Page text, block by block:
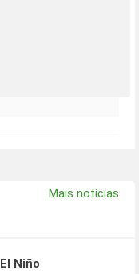
Mais notícias
Niño